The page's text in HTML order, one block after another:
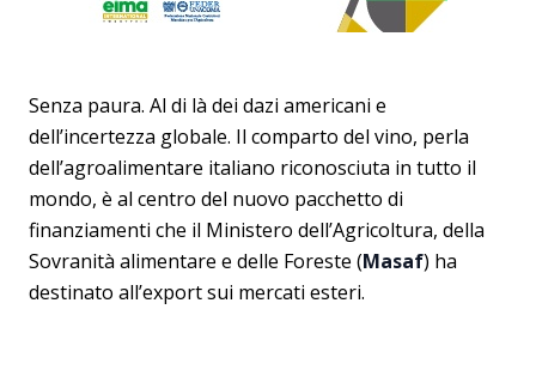
Senza paura. Al di là dei dazi americani e
dell’incertezza globale. Il comparto del vino, perla
dell’agroalimentare italiano riconosciuta in tutto il
mondo, è al centro del nuovo pacchetto di
finanziamenti che il Ministero dell’Agricoltura, della
Sovranità alimentare e delle Foreste (Masaf) ha
destinato all’export sui mercati esteri.